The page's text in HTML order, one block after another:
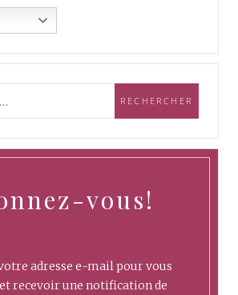
vous!
adresse e-mail pour vous
recevoir une notification de